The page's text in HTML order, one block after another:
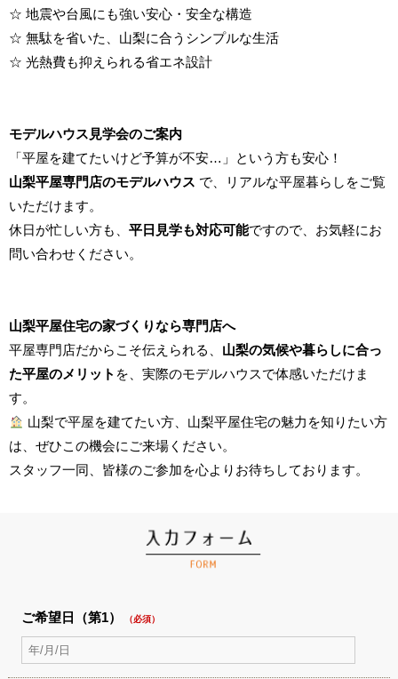
☆ 地震や台風にも強い安心・安全な構造
☆ 無駄を省いた、山梨に合うシンプルな生活
☆ 光熱費も抑えられる省エネ設計
モデルハウス見学会のご案内
「平屋を建てたいけど予算が不安…」という方も安心！
山梨平屋専門店のモデルハウス で、リアルな平屋暮らしをご覧
いただけます。
休日が忙しい方も、 平日見学も対応可能ですので、お気軽にお
問い合わせください。
山梨平屋住宅の家づくりなら専門店へ
平屋専門店だからこそ伝えられる、 山梨の気候や暮らしに合っ
た平屋のメリット を、実際のモデルハウスで体感いただけま
す。
山梨で平屋を建てたい方、山梨平屋住宅の魅力を知りたい方
は、ぜひこの機会にご来場ください。
スタッフ一同、皆様のご参加を心よりお待ちしております。
ご希望日（第1） （必須）